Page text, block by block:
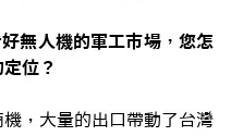
無人機的軍工市場，您怎
位？
，大量的出口帶動了台灣